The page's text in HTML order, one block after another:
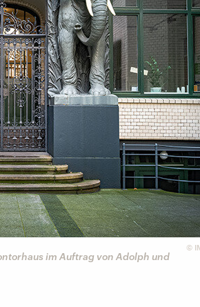
©
im Auftrag von Adolph und